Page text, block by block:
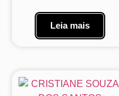
Leia mais